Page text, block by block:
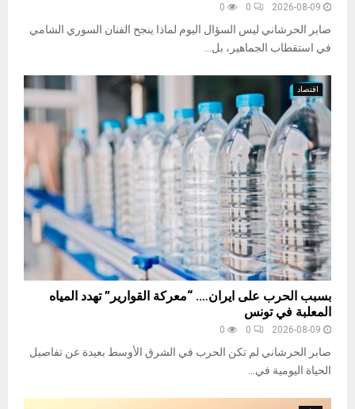
2026-08-09
0
0
صابر الحرشاني ليس السؤال اليوم لماذا ينجح الفنان السوري الشامي
في استقطاب الجماهير، بل...
اقتصاد
بسبب الحرب على ايران…. “معركة القوارير” تهدد المياه
المعلبة في تونس
2026-08-09
0
0
صابر الحرشاني لم تكن الحرب في الشرق الأوسط بعيدة عن تفاصيل
الحياة اليومية في...